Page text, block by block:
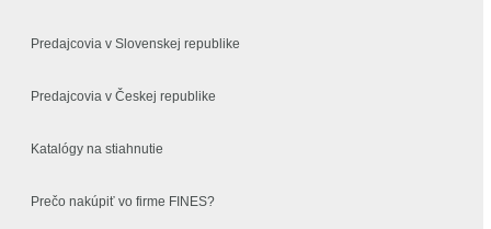
Predajcovia v Slovenskej republike
Predajcovia v Českej republike
Katalógy na stiahnutie
Prečo nakúpiť vo firme FINES?